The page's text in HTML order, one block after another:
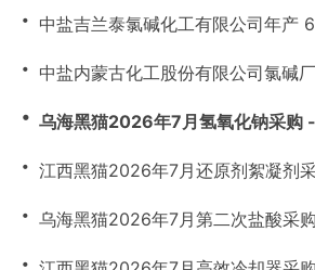
・ 中盐吉兰泰氯碱化工有限公司年产
・ 中盐内蒙古化工股份有限公司氯碱
・ 乌海黑猫2026年7月氢氧化钠采购
・ 江西黑猫2026年7月还原剂絮凝剂
・ 乌海黑猫2026年7月第二次盐酸采